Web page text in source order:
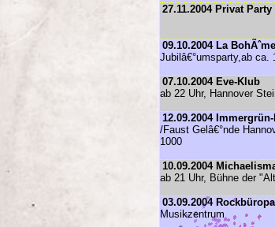
27.11.2004 Privat Party
09.10.2004 La BohÃˆme
Jubilâ€°umsparty,ab ca.
07.10.2004 Eve-Klub
ab 22 Uhr, Hannover
12.09.2004
/Faust Gelâ€°nde
1000
10.09.2004
ab 21 Uhr, Bühne der
03.09.2004
Musikzentrum